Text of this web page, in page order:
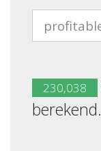
230,038
berekend.